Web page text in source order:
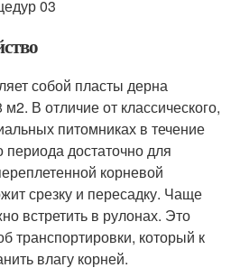
собой пласты дерна
В отличие от классического,
питомниках в течение
периода достаточно для
корневой
срезку и пересадку. Чаще
встретить в рулонах. Это
транспортировки, который к
влагу корней.